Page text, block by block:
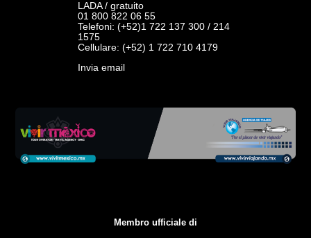
LADA / gratuito
01 800 822 06 55
Telefoni: (+52)1 722 137 300 / 214
1575
Cellulare: (+52) 1 722 710 4179
Invia email
Membro ufficiale di